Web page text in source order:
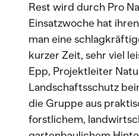
Rest wird durch Pro
Einsatzwoche hat
man eine
kurzer Zeit, sehr viel
Epp, Projektleiter
Landschaftsschutz
die Gruppe aus
forstlichem,